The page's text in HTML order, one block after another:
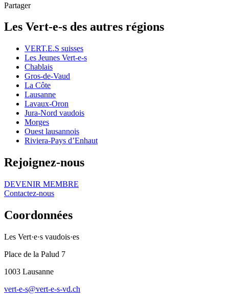
Partager
Les Vert-e-s des autres régions
VERT.E.S suisses
Les Jeunes Vert-e-s
Chablais
Gros-de-Vaud
La Côte
Lausanne
Lavaux-Oron
Jura-Nord vaudois
Morges
Ouest lausannois
Riviera-Pays d’Enhaut
Rejoignez-nous
DEVENIR MEMBRE
Contactez-nous
Coordonnées
Les Vert·e·s vaudois·es
Place de la Palud 7
1003 Lausanne
vert-e-s@vert-e-s-vd.ch